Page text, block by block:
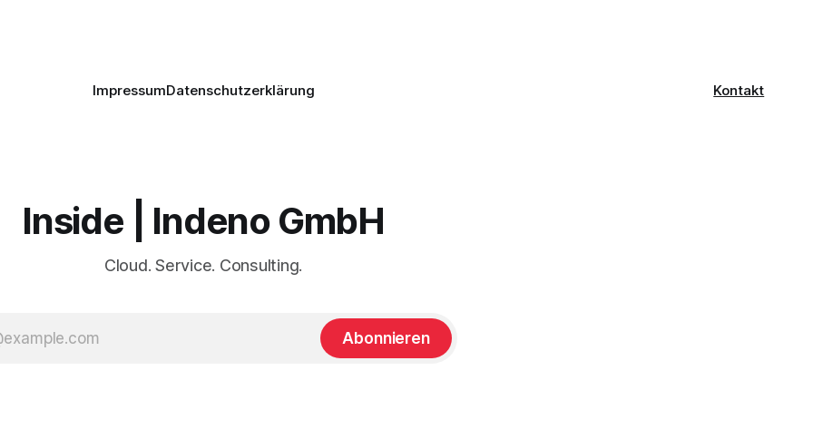
ImpressumDatenschutzerklärung Kontakt
Inside | Indeno GmbH
Cloud. Service. Consulting.
Abonnieren